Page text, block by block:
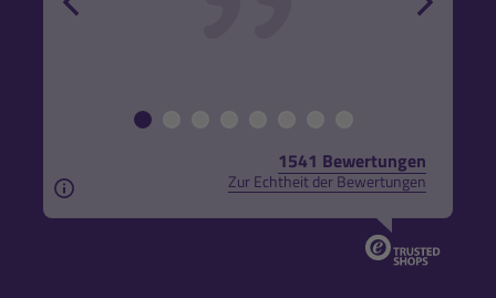
1541 Bewertungen
Zur Echtheit der Bewertungen
Aus rechtlichen Gründen weisen wir darauf hin,